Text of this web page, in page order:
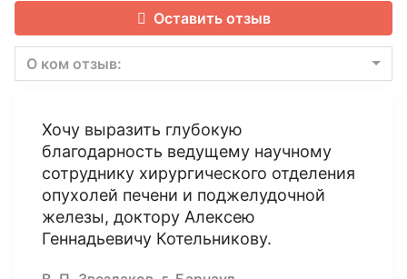
Оставить отзыв
О ком отзыв:
Хочу выразить глубокую
благодарность ведущему научному
сотруднику хирургического отделения
опухолей печени и поджелудочной
железы, доктору Алексею
Геннадьевичу Котельникову.